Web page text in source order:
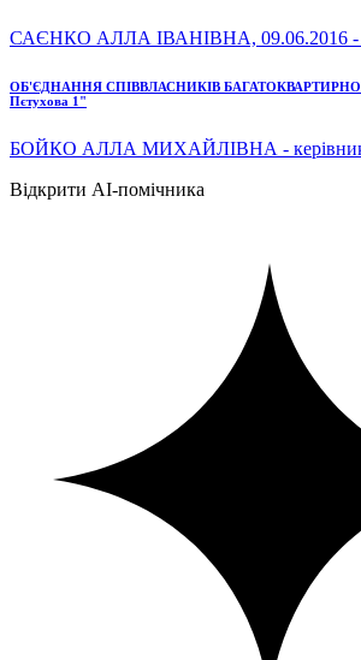
САЄНКО АЛЛА ІВАНІВНА, 09.06.2016 -
ОБ'ЄДНАННЯ СПІВВЛАСНИКІВ
Пєтухова 1"
БОЙКО АЛЛА МИХАЙЛІВНА -
Відкрити AI-помічника